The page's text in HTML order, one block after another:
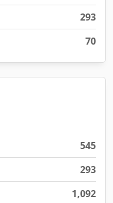
293
70
545
293
1,092